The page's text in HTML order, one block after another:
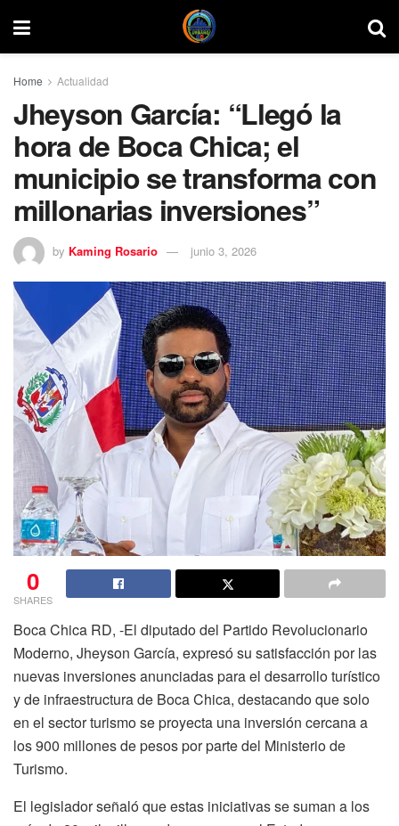
Home Actualidad
Jheyson García: “Llegó la
hora de Boca Chica; el
municipio se transforma con
millonarias inversiones”
by Kaming Rosario junio 3, 2026
0
SHARES
Boca Chica RD, -El diputado del Partido Revolucionario
Moderno, Jheyson García, expresó su satisfacción por las
nuevas inversiones anunciadas para el desarrollo turístico
y de infraestructura de Boca Chica, destacando que solo
en el sector turismo se proyecta una inversión cercana a
los 900 millones de pesos por parte del Ministerio de
Turismo.
El legislador señaló que estas iniciativas se suman a los